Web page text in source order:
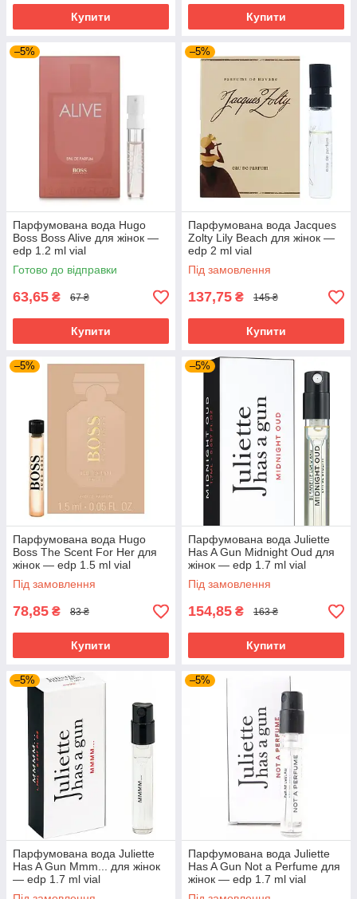
Купити Купити
–5%
Парфумована вода Hugo
Boss Boss Alive для жінок —
edp 1.2 ml vial
Готово до відправки
63,65 ₴ 67 ₴
Купити
–5%
Парфумована вода Jacques
Zolty Lily Beach для жінок —
edp 2 ml vial
Під замовлення
137,75 ₴ 145 ₴
Купити
–5%
Парфумована вода Hugo
Boss The Scent For Her для
жінок — edp 1.5 ml vial
Під замовлення
78,85 ₴ 83 ₴
Купити
–5%
Парфумована вода Juliette
Has A Gun Midnight Oud для
жінок — edp 1.7 ml vial
Під замовлення
154,85 ₴ 163 ₴
Купити
–5%
Парфумована вода Juliette
Has A Gun Mmm... для жінок
— edp 1.7 ml vial
–5%
Парфумована вода Juliette
Has A Gun Not a Perfume для
жінок — edp 1.7 ml vial